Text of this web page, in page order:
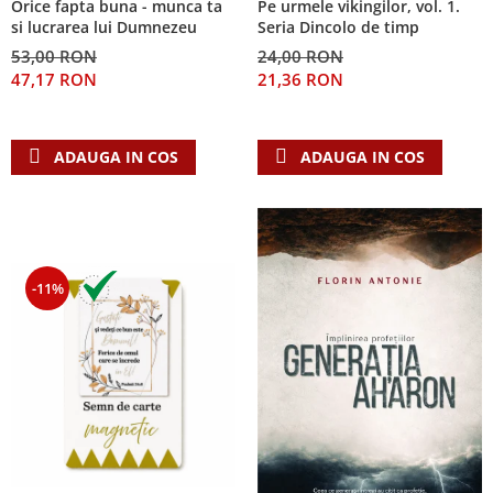
Despre afaceri
Dezvoltare personala
Leadership
Mediu
Orice fapta buna - munca ta
si lucrarea lui Dumnezeu
53,00 RON
47,17 RON
ADAUGA IN COS
Pe urmele vikingilor, vol. 1.
Seria Dincolo de timp
24,00 RON
21,36 RON
ADAUGA IN COS
-11%